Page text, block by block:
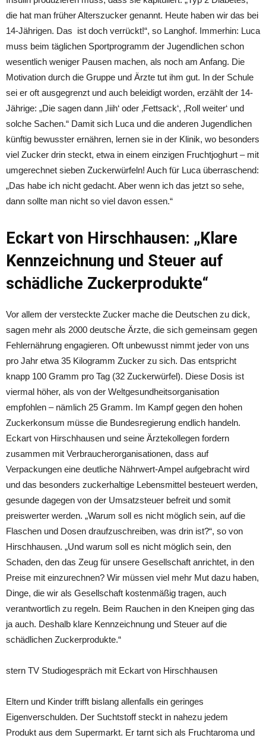
die hat man früher Alterszucker genannt. Heute haben wir das bei
14-Jährigen. Das ist doch verrückt!“, so Langhof. Immerhin: Luca
muss beim täglichen Sportprogramm der Jugendlichen schon
wesentlich weniger Pausen machen, als noch am Anfang. Die
Motivation durch die Gruppe und Ärzte tut ihm gut. In der Schule
sei er oft ausgegrenzt und auch beleidigt worden, erzählt der 14-
Jährige: „Die sagen dann ‚Iiih‘ oder ‚Fettsack‘, ‚Roll weiter‘ und
solche Sachen.“ Damit sich Luca und die anderen Jugendlichen
künftig bewusster ernähren, lernen sie in der Klinik, wo besonders
viel Zucker drin steckt, etwa in einem einzigen Fruchtjoghurt – mit
umgerechnet sieben Zuckerwürfeln! Auch für Luca überraschend:
„Das habe ich nicht gedacht. Aber wenn ich das jetzt so sehe,
dann sollte man nicht so viel davon essen.“
Eckart von Hirschhausen: „Klare
Kennzeichnung und Steuer auf
schädliche Zuckerprodukte“
Vor allem der versteckte Zucker mache die Deutschen zu dick,
sagen mehr als 2000 deutsche Ärzte, die sich gemeinsam gegen
Fehlernährung engagieren. Oft unbewusst nimmt jeder von uns
pro Jahr etwa 35 Kilogramm Zucker zu sich. Das entspricht
knapp 100 Gramm pro Tag (32 Zuckerwürfel). Diese Dosis ist
viermal höher, als von der Weltgesundheitsorganisation
empfohlen – nämlich 25 Gramm. Im Kampf gegen den hohen
Zuckerkonsum müsse die Bundesregierung endlich handeln.
Eckart von Hirschhausen und seine Ärztekollegen fordern
zusammen mit Verbraucherorganisationen, dass auf
Verpackungen eine deutliche Nährwert-Ampel aufgebracht wird
und das besonders zuckerhaltige Lebensmittel besteuert werden,
gesunde dagegen von der Umsatzsteuer befreit und somit
preiswerter werden. „Warum soll es nicht möglich sein, auf die
Flaschen und Dosen draufzuschreiben, was drin ist?“, so von
Hirschhausen. „Und warum soll es nicht möglich sein, den
Schaden, den das Zeug für unsere Gesellschaft anrichtet, in den
Preise mit einzurechnen? Wir müssen viel mehr Mut dazu haben,
Dinge, die wir als Gesellschaft kostenmäßig tragen, auch
verantwortlich zu regeln. Beim Rauchen in den Kneipen ging das
ja auch. Deshalb klare Kennzeichnung und Steuer auf die
schädlichen Zuckerprodukte.“
stern TV Studiogespräch mit Eckart von Hirschhausen
Eltern und Kinder trifft bislang allenfalls ein geringes
Eigenverschulden. Der Suchtstoff steckt in nahezu jedem
Produkt aus dem Supermarkt. Er tarnt sich als Fruchtaroma und